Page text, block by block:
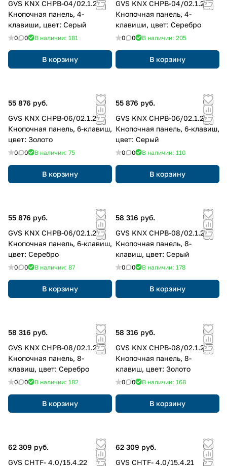
GVS KNX CHPB-04/02.1.23
Кнопочная панель, 4-
клавиши, цвет: Серый
0 0 В наличии: 181
В корзину
GVS KNX CHPB-04/02.1.22
Кнопочная панель, 4-
клавиши, цвет: Серебро
0 0 В наличии: 205
В корзину
55 876 руб.
GVS KNX CHPB-06/02.1.24
Кнопочная панель, 6-клавиш,
цвет: Золото
0 0 В наличии: 75
В корзину
55 876 руб.
GVS KNX CHPB-06/02.1.23
Кнопочная панель, 6-клавиш,
цвет: Серый
0 0 В наличии: 110
В корзину
55 876 руб.
GVS KNX CHPB-06/02.1.22
Кнопочная панель, 6-клавиш,
цвет: Серебро
0 0 В наличии: 87
В корзину
58 316 руб.
GVS KNX CHPB-08/02.1.23
Кнопочная панель, 8-
клавиш, цвет: Серый
0 0 В наличии: 178
В корзину
58 316 руб.
GVS KNX CHPB-08/02.1.22
Кнопочная панель, 8-
клавиш, цвет: Серебро
0 0 В наличии: 182
В корзину
58 316 руб.
GVS KNX CHPB-08/02.1.24
Кнопочная панель, 8-
клавиш, цвет: Золото
0 0 В наличии: 168
В корзину
62 309 руб.
GVS CHTF- 4.0/15.4.22
62 309 руб.
GVS CHTF- 4.0/15.4.21